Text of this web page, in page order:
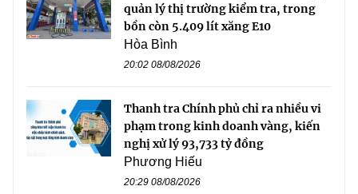
quản lý thị trường kiểm tra, trong
bồn còn 5.409 lít xăng E10
Hòa Bình
20:02 08/08/2026
Thanh tra Chính phủ chỉ ra nhiều vi
phạm trong kinh doanh vàng, kiến
nghị xử lý 93,733 tỷ đồng
Phương Hiếu
20:29 08/08/2026